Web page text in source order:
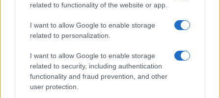
related to functionality of the website or app.
I want to allow Google to enable storage
related to personalization.
I want to allow Google to enable storage
related to security, including authentication
functionality and fraud prevention, and other
user protection.
Tom Holland e Zendaya: la cerimonia privata e il party
Camilla Fiore · 7 Ago 2026